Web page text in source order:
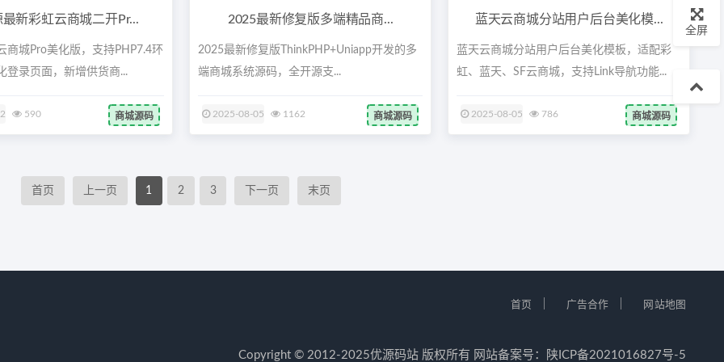
新彩虹云商城二开Pr...
商城Pro美化版，支持PHP7.4环
登录页面，新增供货商...
590 商城源码
2025最新修复版多端精品商...
2025最新修复版ThinkPHP+Uniapp开发的多
端商城系统源码，全开源支...
2025-08-05 1162 商城源码
蓝天云商城分站用户后台美化模...
蓝天云商城分站用户后台美化模板，适配彩
虹、蓝天、SF云商城，支持Link导航功能...
2025-08-05 786 商城源码
首页 上一页 1 2 3 下一页 末页
首页 广告合作 网站地图
Copyright © 2012-2025优源码站 版权所有 网站备案号： 陕ICP备2021016827号-5
全屏